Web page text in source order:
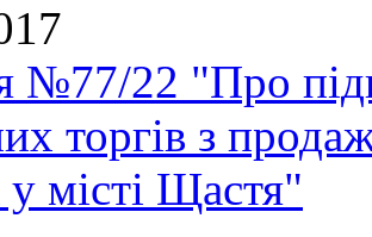
№77/22 "Про
торгів з
у місті Щастя"